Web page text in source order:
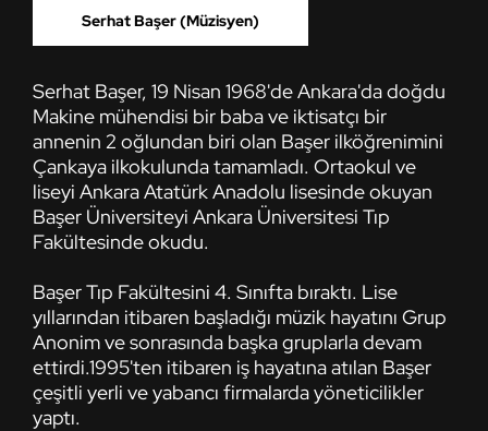
Serhat Başer (Müzisyen)
Serhat Başer, 19 Nisan 1968'de Ankara'da doğdu
Makine mühendisi bir baba ve iktisatçı bir
annenin 2 oğlundan biri olan Başer ilköğrenimini
Çankaya ilkokulunda tamamladı. Ortaokul ve
liseyi Ankara Atatürk Anadolu lisesinde okuyan
Başer Üniversiteyi Ankara Üniversitesi Tıp
Fakültesinde okudu.
Başer Tıp Fakültesini 4. Sınıfta bıraktı. Lise
yıllarından itibaren başladığı müzik hayatını Grup
Anonim ve sonrasında başka gruplarla devam
ettirdi.1995'ten itibaren iş hayatına atılan Başer
çeşitli yerli ve yabancı firmalarda yöneticilikler
yaptı.